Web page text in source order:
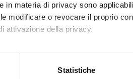
materia di privacy sono
modificare o revocare il proprio
attivazione della privacy.
con un'approssimazione di
Statistiche